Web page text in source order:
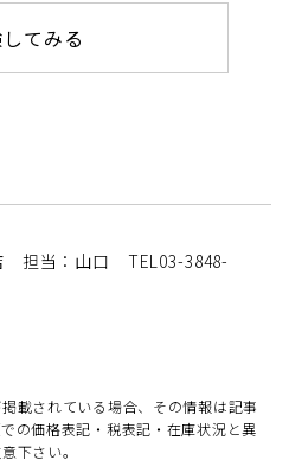
てみる
担当：山口 TEL03-3848-
載されている場合、その情報は記事
の価格表記・税表記・在庫状況と異
下さい。